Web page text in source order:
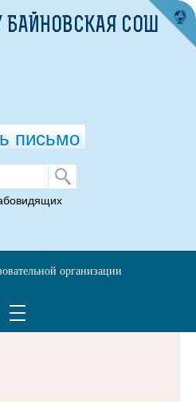
БАЙНОВСКАЯ СОШ
письмо
организации